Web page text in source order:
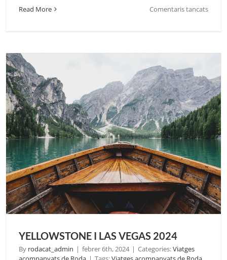
Read More Comentaris tancatsa
YELLOWSTONE I LAS VEGAS 2024
By rodacat_admin | febrer 6th, 2024 | Categories:Viatges